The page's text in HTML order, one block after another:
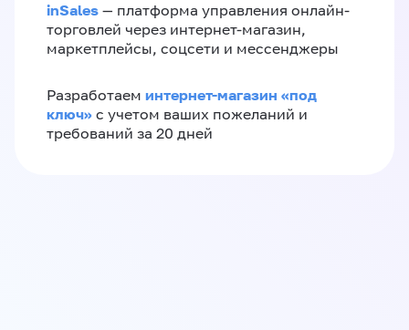
inSales — платформа управления онлайн-
торговлей через интернет-магазин,
маркетплейсы, соцсети и мессенджеры
Разработаем интернет-магазин «‎под
ключ»‎ с учетом ваших пожеланий и
требований за 20 дней